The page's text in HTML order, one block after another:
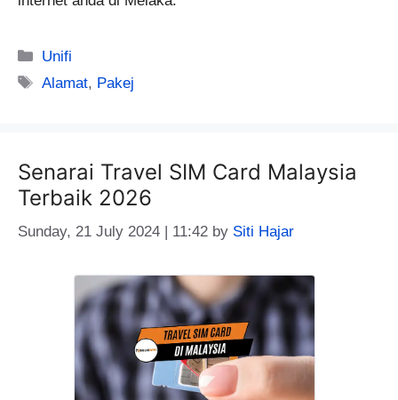
Categories
Unifi
Tags
Alamat, Pakej
Senarai Travel SIM Card Malaysia
Terbaik 2026
Sunday, 21 July 2024 | 11:42 by Siti Hajar